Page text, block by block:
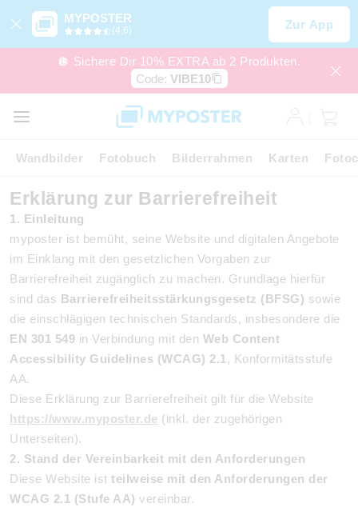
MYPOSTER
(4,6) Zur App
🪩 Sichere Dir 10% EXTRA ab 2 Produkten.
Code: VIBE10
Wandbilder Fotobuch Bilderrahmen Karten
Erklärung zur Barrierefreiheit
1. Einleitung
myposter ist bemüht, seine Website und digitalen Angebote
im Einklang mit den gesetzlichen Vorgaben zur
Barrierefreiheit zugänglich zu machen. Grundlage hierfür
sind das Barrierefreiheitsstärkungsgesetz (BFSG) sowie
die einschlägigen technischen Standards, insbesondere die
EN 301 549 in Verbindung mit den Web Content
Accessibility Guidelines (WCAG) 2.1 , Konformitätsstufe
AA.
Diese Erklärung zur Barrierefreiheit gilt für die Website
https://www.myposter.de (inkl. der zugehörigen
Unterseiten).
2. Stand der Vereinbarkeit mit den Anforderungen
Diese Website ist teilweise mit den Anforderungen der
WCAG 2.1 (Stufe AA) vereinbar.